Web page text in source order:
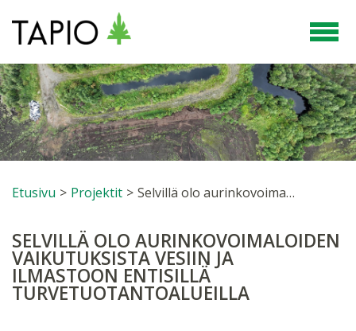
Etusivu > Projektit > Selvillä olo aurinkovoimaloiden vaikutuksista vesiin ja ilmastoon entisillä turvetuotantoalueilla
SELVILLÄ OLO AURINKOVOIMALOIDEN
VAIKUTUKSISTA VESIIN JA
ILMASTOON ENTISILLÄ
TURVETUOTANTOALUEILLA